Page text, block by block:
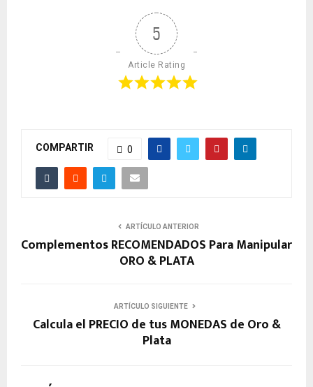
5
Article Rating
COMPARTIR 0
ARTÍCULO ANTERIOR
Complementos RECOMENDADOS Para Manipular
ORO & PLATA
ARTÍCULO SIGUIENTE
Calcula el PRECIO de tus MONEDAS de Oro &
Plata